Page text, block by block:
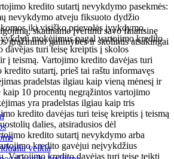
kredito sutartį nevykdymo pasekmės:
nevykdymo atveju fiksuoto dydžio
iki visiško prievolės įvykdymo.
mokėjimus pagal vartojimo kredito
davėjas turi teisę kreiptis į skolos
į teismą. Vartojimo kredito davėjas turi
sutartį, prieš tai raštu informavęs
pradelstas ilgiau kaip vieną mėnesį ir
kaip 10 procentų negrąžintos vartojimo
yra pradelstas ilgiau kaip tris
kredito davėjas turi teisę kreiptis į teismą
dalies, atsiradusios dėl
kredito sutartį nevykdymo arba
kredito gavėjui neįvykdžius
Vartojimo kredito davėjas turi teisę teikti
skatiname įvertinti savo finansinę
grąžinimo galimybes ir skolintis atsakingai
veikla